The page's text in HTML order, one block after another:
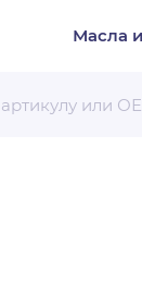
Масла